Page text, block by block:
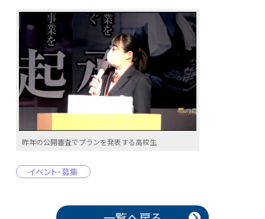
昨年の公開審査でプランを発表する高校生
イベント・募集
投稿ナビゲーション